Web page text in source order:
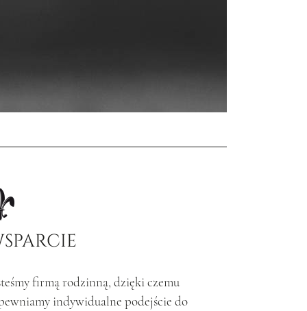
firmą rodzinną, dzięki czemu
indywidualne podejście do